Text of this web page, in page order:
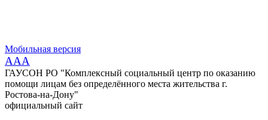
Мобильная версия
AAA
ГАУСОН РО "Комплексный социальный центр по оказанию
помощи лицам без определённого места жительства г.
Ростова-на-Дону"
официальный сайт